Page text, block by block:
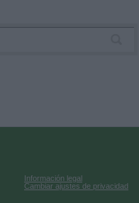
Información legal
Cambiar ajustes de privacidad